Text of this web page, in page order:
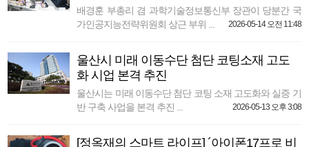
배경훈 부총리 겸 과학기술정보통신부 장관이 당분간 국
가인공지능전략위원회 상근 부위 ...
2026-05-14 오전 11:48
울산시 미래 이동수단 첨단 코팅소재 고도
화 시업 본격 추진
울산시는 미래 이동수단 첨단 코팅 소재 고도화와 실증 기
반 구축 사업을 본격 추진 ...
2026-05-13 오후 3:08
[정옥재의 스마트 라이프] ´아이폰17프로 비